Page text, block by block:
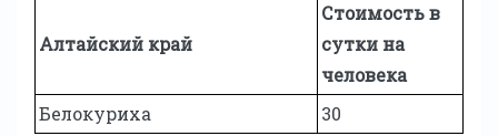
Алтайский край
Стоимость в
сутки на
человека
Белокуриха
30